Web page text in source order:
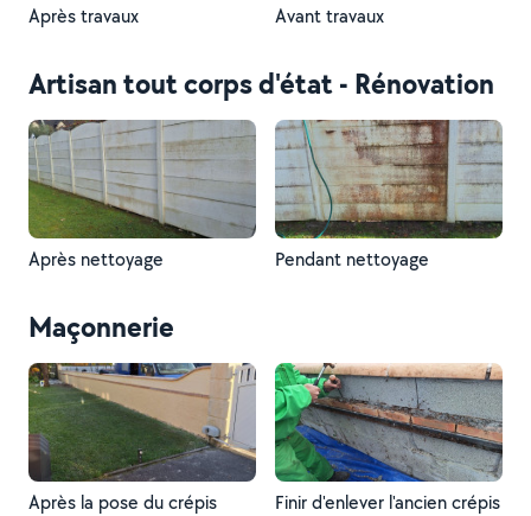
Après travaux Avant travaux
Artisan tout corps d'état - Rénovation
Après nettoyage Pendant nettoyage
Maçonnerie
Après la pose du crépis Finir d'enlever l'ancien crépis